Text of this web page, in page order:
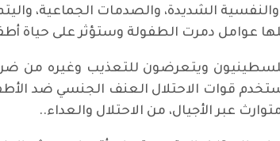
الشديدة، والصدمات الجماعية،
عوامل دمرت الطفولة وستؤثر على حياة
ويتعرضون للتعذيب وغيره من
قوات الاحتلال العنف الجنسي ضد
عبر الأجيال، من الاحتلال والعداء..